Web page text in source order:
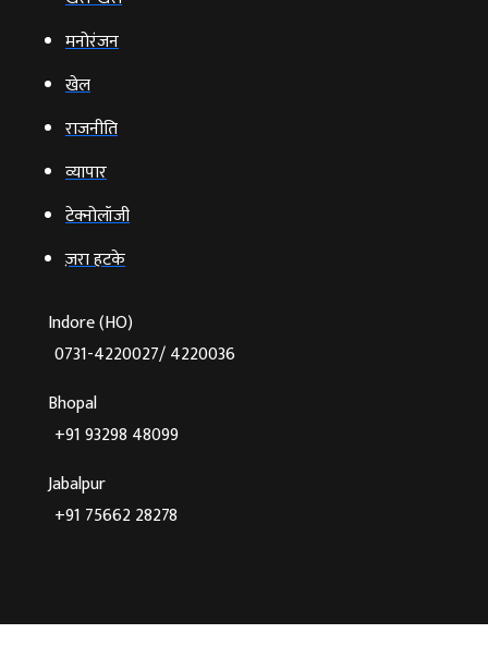
मनोरंजन
खेल
राजनीति
व्‍यापार
टेक्‍नोलॉजी
ज़रा हटके
Indore (HO)
0731-4220027/ 4220036
Bhopal
+91 93298 48099
Jabalpur
+91 75662 28278